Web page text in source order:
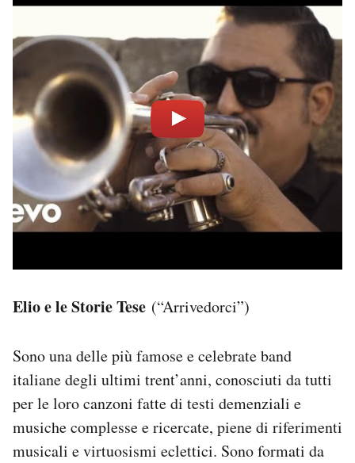
Elio e le Storie Tese (“Arrivedorci”)
Sono una delle più famose e celebrate band
italiane degli ultimi trent’anni, conosciuti da tutti
per le loro canzoni fatte di testi demenziali e
musiche complesse e ricercate, piene di riferimenti
musicali e virtuosismi eclettici. Sono formati da